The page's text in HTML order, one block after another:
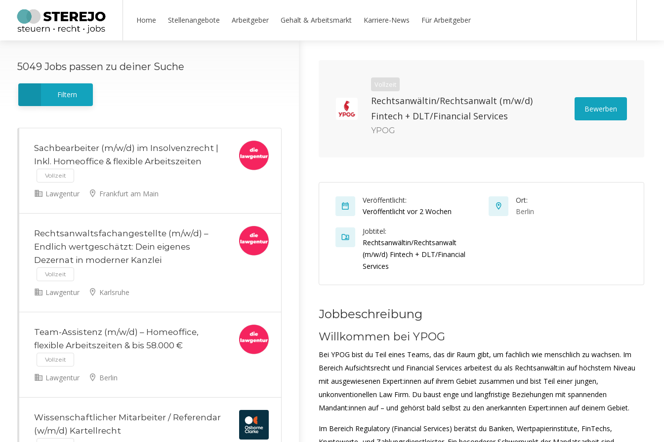
Home Stellenangebote Arbeitgeber Gehalt & Arbeitsmarkt Karriere-News Für Arbeitgeber
5049 Jobs passen zu deiner Suche
Filtern
Sachbearbeiter (m/w/d) im Insolvenzrecht |
Inkl. Homeoffice & flexible Arbeitszeiten
Vollzeit
Lawgentur Frankfurt am Main
Rechtsanwaltsfachangestellte (m/w/d) –
Endlich wertgeschätzt: Dein eigenes
Dezernat in moderner Kanzlei
Vollzeit
Lawgentur Karlsruhe
Team-Assistenz (m/w/d) – Homeoffice,
flexible Arbeitszeiten & bis 58.000 €
Vollzeit
Lawgentur Berlin
Wissenschaftlicher Mitarbeiter / Referendar
(w/m/d) Kartellrecht
Vollzeit
Rechtsanwältin/Rechtsanwalt (m/w/d)
Fintech + DLT/Financial Services
YPOG
Bewerben
Veröffentlicht:
Veröffentlicht vor 2 Wochen
Ort:
Berlin
Jobtitel:
Rechtsanwältin/Rechtsanwalt
(m/w/d) Fintech + DLT/Financial
Services
Jobbeschreibung
Willkommen bei YPOG
Bei YPOG bist du Teil eines Teams, das dir Raum gibt, um fachlich wie menschlich zu wachsen. Im
Bereich Aufsichtsrecht und Financial Services arbeitest du als Rechtsanwält:in auf höchstem Niveau
mit ausgewiesenen Expert:innen auf ihrem Gebiet zusammen und bist Teil einer jungen,
unkonventionellen Law Firm. Du baust enge und langfristige Beziehungen mit spannenden
Mandant:innen auf – und gehörst bald selbst zu den anerkannten Expert:innen auf deinem Gebiet.
Im Bereich Regulatory (Financial Services) berätst du Banken, Wertpapierinstitute, FinTechs,